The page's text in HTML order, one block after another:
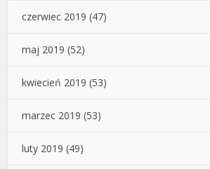
czerwiec 2019 (47)
maj 2019 (52)
kwiecień 2019 (53)
marzec 2019 (53)
luty 2019 (49)